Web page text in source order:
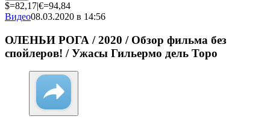
$=82,17|€=94,84
Видео08.03.2020 в 14:56
ОЛЕНЬИ РОГА / 2020 / Обзор фильма без
спойлеров! / Ужасы Гильермо дель Торо